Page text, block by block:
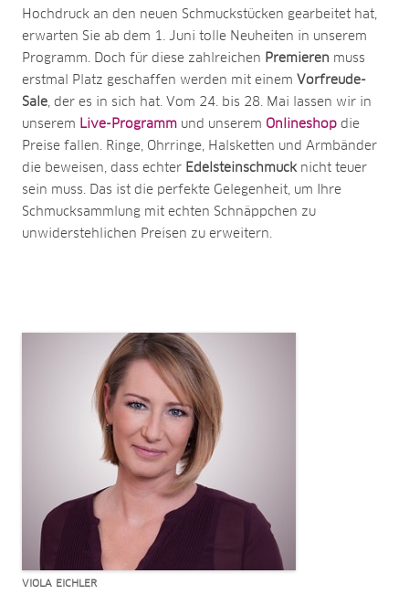
Hochdruck an den neuen Schmuckstücken gearbeitet hat,
erwarten Sie ab dem 1. Juni tolle Neuheiten in unserem
Programm. Doch für diese zahlreichen Premieren muss
erstmal Platz geschaffen werden mit einem Vorfreude-
Sale , der es in sich hat. Vom 24. bis 28. Mai lassen wir in
unserem Live-Programm und unserem Onlineshop die
Preise fallen. Ringe, Ohrringe, Halsketten und Armbänder
die beweisen, dass echter Edelsteinschmucknicht teuer
sein muss. Das ist die perfekte Gelegenheit, um Ihre
Schmucksammlung mit echten Schnäppchen zu
unwiderstehlichen Preisen zu erweitern.
VIOLA EICHLER